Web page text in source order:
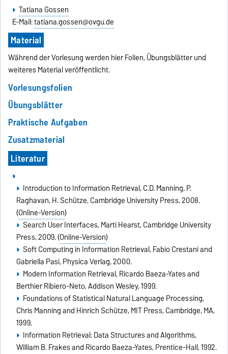
Tatiana Gossen
E-Mail:tatiana.gossen@ovgu.de
Material
Während der Vorlesung werden hier Folien, Übungsblätter und
weiteres Material veröffentlicht.
Vorlesungsfolien
Übungsblätter
Praktische Aufgaben
Zusatzmaterial
Literatur
Introduction to Information Retrieval, C.D. Manning, P.
Raghavan, H. Schütze, Cambridge University Press, 2008.
(Online-Version)
Search User Interfaces, Marti Hearst, Cambridge University
Press, 2009. (Online-Version)
Soft Computing in Information Retrieval, Fabio Crestani and
Gabriella Pasi, Physica Verlag, 2000.
Modern Information Retrieval, Ricardo Baeza-Yates and
Berthier Ribiero-Neto, Addison Wesley, 1999.
Foundations of Statistical Natural Language Processing,
Chris Manning and Hinrich Schütze, MIT Press, Cambridge, MA,
1999.
Information Retrieval: Data Structures and Algorithms,
William B. Frakes and Ricardo Baeza-Yates, Prentice-Hall, 1992.